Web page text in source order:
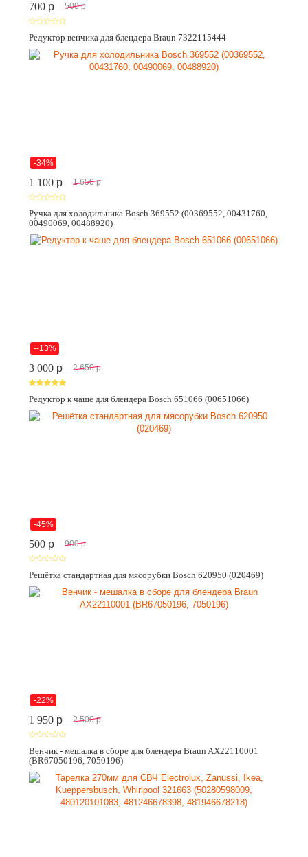
700 p 500 p
Редуктор венчика для блендера Braun 7322115444
-34%
1 100 p 1 650 p
Ручка для холодильника Bosch 369552 (00369552, 00431760,
00490069, 00488920)
--13%
3 000 p 2 650 p
Редуктор к чаше для блендера Bosch 651066 (00651066)
-45%
500 p 900 p
Решётка стандартная для мясорубки Bosch 620950 (020469)
-22%
1 950 p 2 500 p
Венчик - мешалка в сборе для блендера Braun AX22110001
(BR67050196, 7050196)